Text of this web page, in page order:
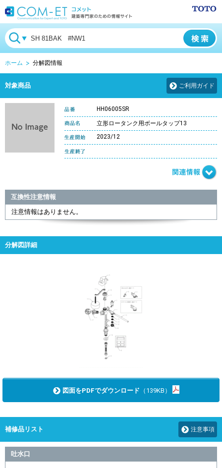
ホーム 分解図情報
対象商品 ご利用ガイド
HH06005SR
立形ロータンク用ボールタップ13
2023/12
互換性注意情報
注意情報はありません。
分解図詳細
図面をPDFでダウンロード （139KB）
補修品リスト 注意事項
吐水口